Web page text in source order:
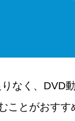
なく、DVD
ことがおす